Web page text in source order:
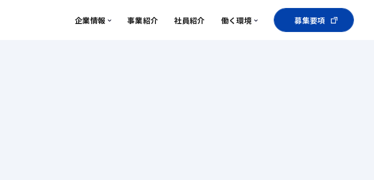
企業情報 事業紹介 社員紹介 働く環境 募集要項